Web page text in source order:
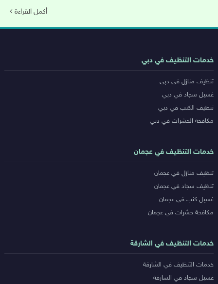
أكمل القراءة
روابط
المدن
خدمات التنظيف في دبي
تنظيف منازل في دبي
غسيل سجاد في دبي
تنظيف الكنب في دبي
مكافحة الحشرات في دبي
خدمات التنظيف في عجمان
تنظيف منازل في عجمان
تنظيف سجاد في عجمان
غسيل كنب في عجمان
مكافحة حشرات في عجمان
خدمات التنظيف في الشارقة
خدمات التنظيف في الشارقة
غسيل سجاد في الشارقة